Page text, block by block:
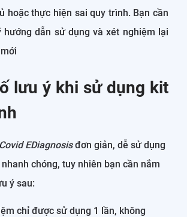
hoặc thực hiện sai quy trình. Bạn cần
hướng dẫn sử dụng và xét nghiệm lại
lưu ý khi sử dụng kit
EDiagnosisđơn giản, dễ sử dụng
chóng, tuy nhiên bạn cần nắm
ý sau:
chỉ được sử dụng 1 lần, không